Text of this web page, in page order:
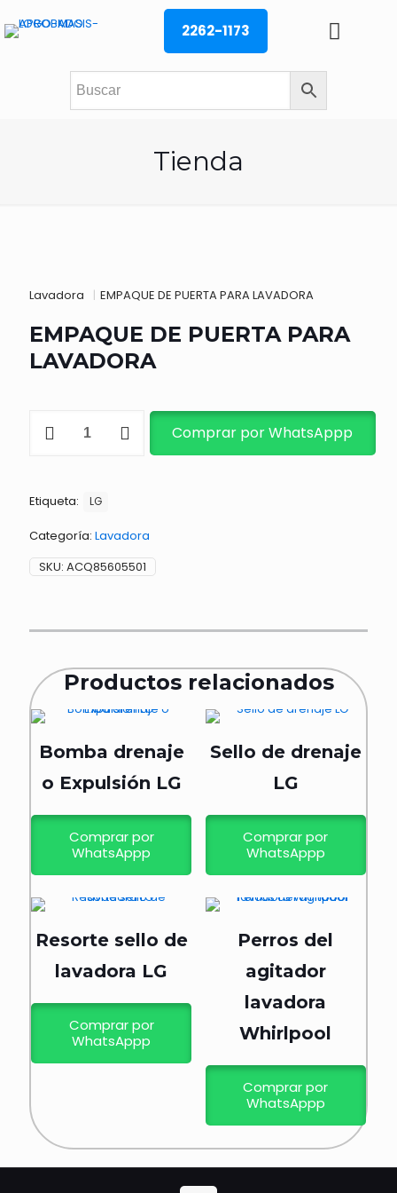
2262-1173
Tienda
Lavadora | EMPAQUE DE PUERTA PARA LAVADORA
EMPAQUE DE PUERTA PARA
LAVADORA
cantidad
Comprar por WhatsAppp
Etiqueta: LG
Categoría: Lavadora
SKU: ACQ85605501
Productos relacionados
Bomba drenaje
o Expulsión LG
Comprar por
WhatsAppp
Sello de drenaje
LG
Comprar por
WhatsAppp
Resorte sello de
lavadora LG
Comprar por
WhatsAppp
Perros del
agitador
lavadora
Whirlpool
Comprar por
WhatsAppp